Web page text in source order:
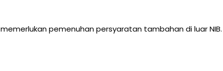
pemenuhan persyaratan tambahan di luar NIB.